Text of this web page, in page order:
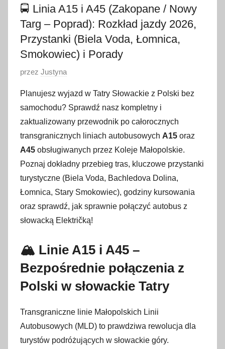
🚍 Linia A15 i A45 (Zakopane / Nowy
Targ – Poprad): Rozkład jazdy 2026,
Przystanki (Biela Voda, Łomnica,
Smokowiec) i Porady
O
u
b
l
i
k
o
w
a
n
i
e
r
n
przez Justyna
Planujesz wyjazd w Tatry Słowackie z Polski bez
samochodu? Sprawdź nasz kompletny i
zaktualizowany przewodnik po całorocznych
transgranicznych liniach autobusowych A15 oraz
A45 obsługiwanych przez Koleje Małopolskie.
Poznaj dokładny przebieg tras, kluczowe przystanki
turystyczne (Biela Voda, Bachledova Dolina,
Łomnica, Stary Smokowiec), godziny kursowania
oraz sprawdź, jak sprawnie połączyć autobus z
słowacką Električką!
🏔️ Linie A15 i A45 –
Bezpośrednie połączenia z
Polski w słowackie Tatry
Transgraniczne linie Małopolskich Linii
Autobusowych (MLD) to prawdziwa rewolucja dla
turystów podróżujących w słowackie góry.